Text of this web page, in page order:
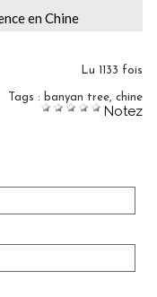
en Chine
Lu 1133 fois
Tags : banyan tree, chine
Notez